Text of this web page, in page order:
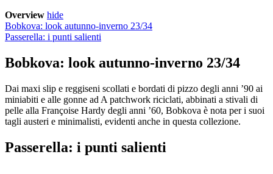
Overview hide
Bobkova: look autunno-inverno 23/34
Passerella: i punti salienti
Bobkova: look autunno-inverno 23/34
Dai maxi slip e reggiseni scollati e bordati di pizzo degli anni ’90 ai
miniabiti e alle gonne ad A patchwork riciclati, abbinati a stivali di
pelle alla Françoise Hardy degli anni ’60, Bobkova è nota per i suoi
tagli austeri e minimalisti, evidenti anche in questa collezione.
Passerella: i punti salienti